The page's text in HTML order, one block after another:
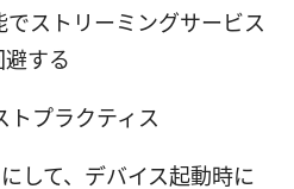
ストリーミングサービス
する
トプラクティス
して、デバイス起動時に